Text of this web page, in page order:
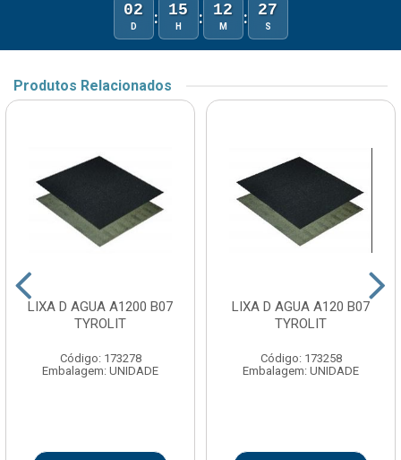
02
D : 15
H : 12
M : 27
S
Produtos Relacionados
LIXA D AGUA A1200 B07
TYROLIT
Código: 173278
Embalagem: UNIDADE
LIXA D AGUA A120 B07
TYROLIT
Código: 173258
Embalagem: UNIDADE